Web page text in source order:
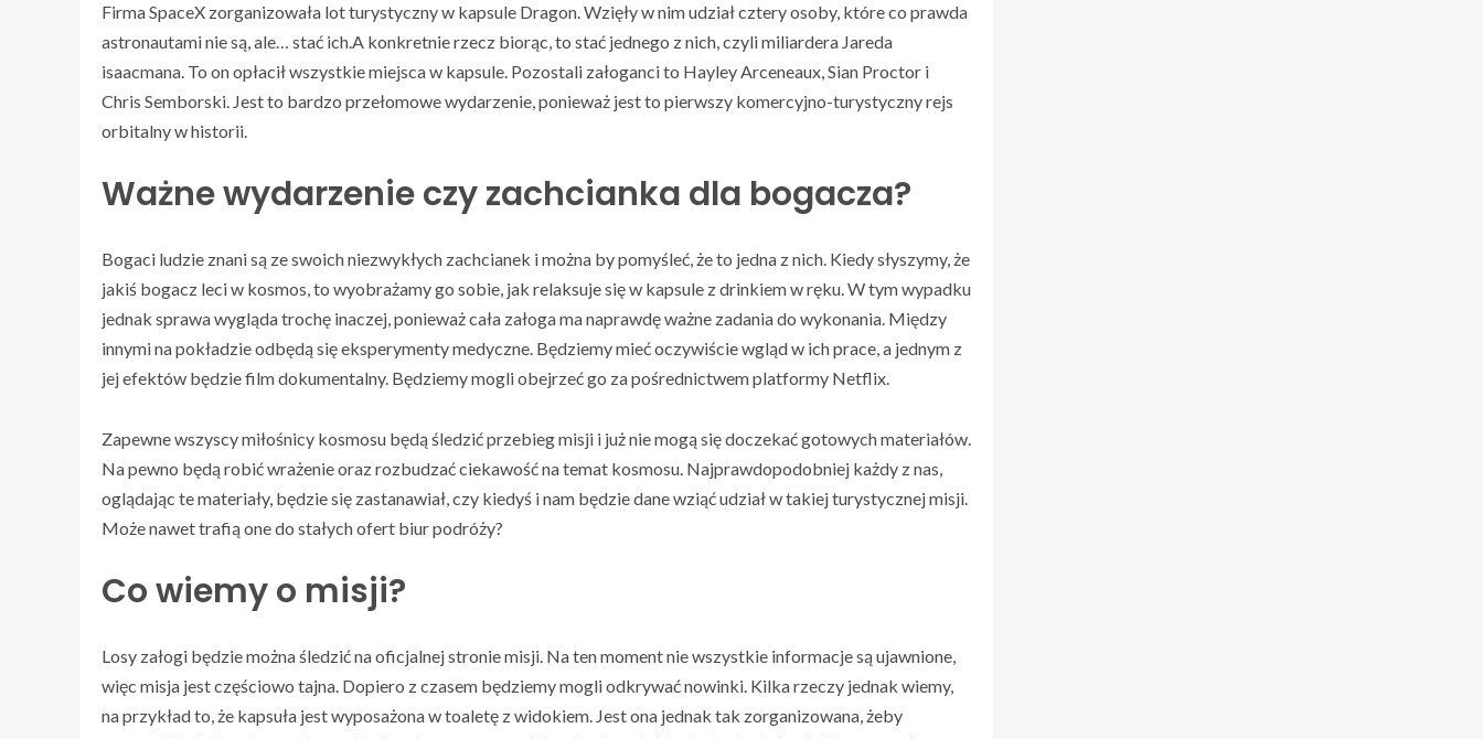
Firma SpaceX zorganizowała lot turystyczny w kapsule Dragon. Wzięły w nim udział cztery osoby, które co prawda
astronautami nie są, ale… stać ich.A konkretnie rzecz biorąc, to stać jednego z nich, czyli miliardera Jareda
isaacmana. To on opłacił wszystkie miejsca w kapsule. Pozostali załoganci to Hayley Arceneaux, Sian Proctor i
Chris Semborski. Jest to bardzo przełomowe wydarzenie, ponieważ jest to pierwszy komercyjno-turystyczny rejs
orbitalny w historii.
Ważne wydarzenie czy zachcianka dla bogacza?
Bogaci ludzie znani są ze swoich niezwykłych zachcianek i można by pomyśleć, że to jedna z nich. Kiedy słyszymy, że
jakiś bogacz leci w kosmos, to wyobrażamy go sobie, jak relaksuje się w kapsule z drinkiem w ręku. W tym wypadku
jednak sprawa wygląda trochę inaczej, ponieważ cała załoga ma naprawdę ważne zadania do wykonania. Między
innymi na pokładzie odbędą się eksperymenty medyczne. Będziemy mieć oczywiście wgląd w ich prace, a jednym z
jej efektów będzie film dokumentalny. Będziemy mogli obejrzeć go za pośrednictwem platformy Netflix.
Zapewne wszyscy miłośnicy kosmosu będą śledzić przebieg misji i już nie mogą się doczekać gotowych materiałów.
Na pewno będą robić wrażenie oraz rozbudzać ciekawość na temat kosmosu. Najprawdopodobniej każdy z nas,
oglądając te materiały, będzie się zastanawiał, czy kiedyś i nam będzie dane wziąć udział w takiej turystycznej misji.
Może nawet trafią one do stałych ofert biur podróży?
Co wiemy o misji?
Losy załogi będzie można śledzić na oficjalnej stronie misji. Na ten moment nie wszystkie informacje są ujawnione,
więc misja jest częściowo tajna. Dopiero z czasem będziemy mogli odkrywać nowinki. Kilka rzeczy jednak wiemy,
na przykład to, że kapsuła jest wyposażona w toaletę z widokiem. Jest ona jednak tak zorganizowana, żeby